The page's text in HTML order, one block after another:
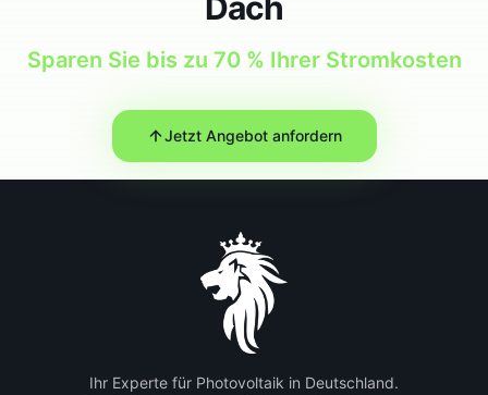
Sparen Sie bis zu 70 % Ihrer Stromkosten
Jetzt Angebot anfordern
Ihr Experte für Photovoltaik in Deutschland.